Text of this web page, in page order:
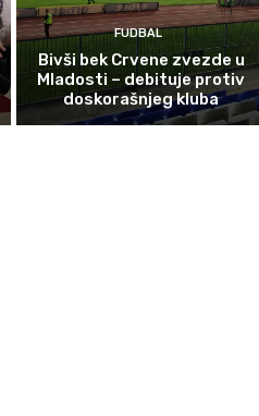
FUDBAL
Bivši bek Crvene zvezde u
Mladosti – debituje protiv
doskorašnjeg kluba